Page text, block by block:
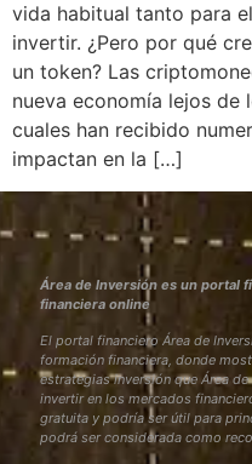
vida habitual tanto para
invertir. ¿Pero por qué
un token? Las
nueva economía lejos de
cuales han recibido
impactan en la […]
Área de Inversión es un portal
financiera online
El portal financiero Área de
formación financiera, donde
estrategias inversión que Área
invertir en los mercados
gratuita y podría ser útil para
podrá ser considerada como